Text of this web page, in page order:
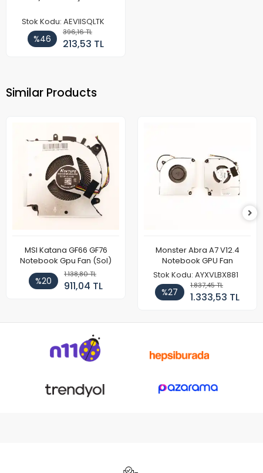
Stok Kodu: AEVIISQLTK
%46
396,16 TL
213,53 TL
Similar Products
MSI Katana GF66 GF76
Notebook Gpu Fan (Sol)
%20
1.138,80 TL
911,04 TL
Monster Abra A7 V12.4
Notebook GPU Fan
Stok Kodu: AYXVLBX881
%27
1.837,45 TL
1.333,53 TL